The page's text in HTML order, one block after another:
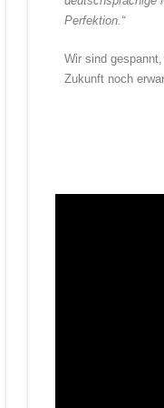
Perfektion.“
Wir sind
Zukunft noch